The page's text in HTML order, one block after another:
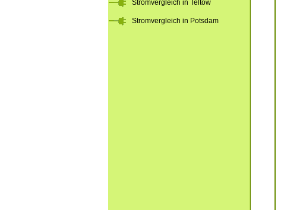
Stromvergleich in Teltow
Stromvergleich in Potsdam